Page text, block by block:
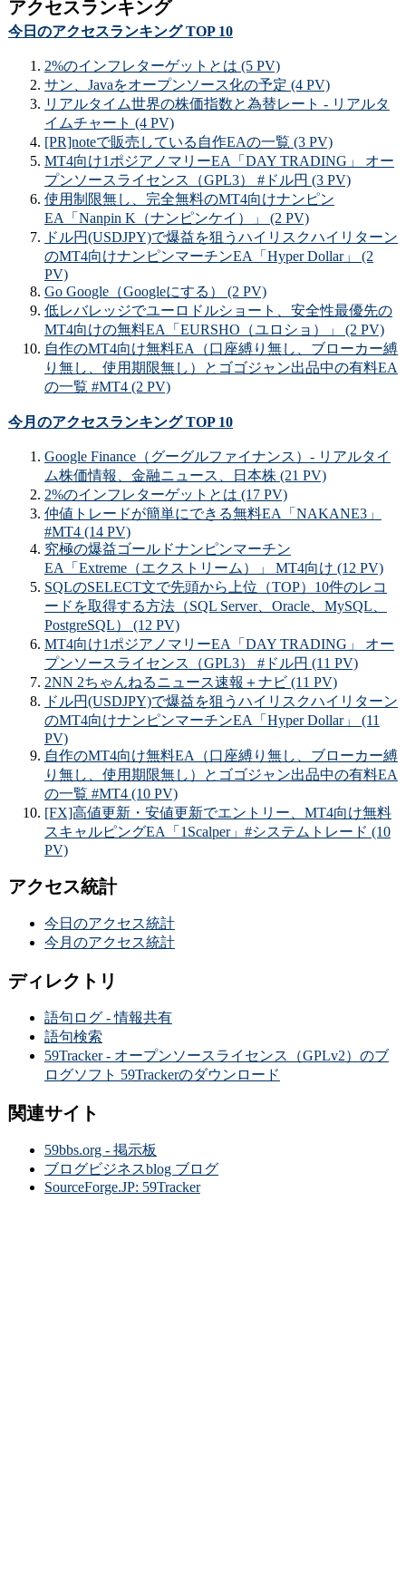
アクセスランキング
今日のアクセスランキング TOP 10
2%のインフレターゲットとは (5 PV)
サン、Javaをオープンソース化の予定 (4 PV)
リアルタイム世界の株価指数と為替レート - リアルタ
イムチャート (4 PV)
[PR]noteで販売している自作EAの一覧 (3 PV)
MT4向け1ポジアノマリーEA「DAY TRADING」 オー
プンソースライセンス（GPL3） #ドル円 (3 PV)
使用制限無し、完全無料のMT4向けナンピン
EA「Nanpin K（ナンピンケイ）」 (2 PV)
ドル円(USDJPY)で爆益を狙うハイリスクハイリターン
のMT4向けナンピンマーチンEA「Hyper Dollar」 (2
PV)
Go Google（Googleにする） (2 PV)
低レバレッジでユーロドルショート、安全性最優先の
MT4向けの無料EA「EURSHO（ユロショ）」 (2 PV)
自作のMT4向け無料EA（口座縛り無し、ブローカー縛
り無し、使用期限無し）とゴゴジャン出品中の有料EA
の一覧 #MT4 (2 PV)
今月のアクセスランキング TOP 10
Google Finance（グーグルファイナンス）- リアルタイ
ム株価情報、金融ニュース、日本株 (21 PV)
2%のインフレターゲットとは (17 PV)
仲値トレードが簡単にできる無料EA「NAKANE3」
#MT4 (14 PV)
究極の爆益ゴールドナンピンマーチン
EA「Extreme（エクストリーム）」 MT4向け (12 PV)
SQLのSELECT文で先頭から上位（TOP）10件のレコ
ードを取得する方法（SQL Server、Oracle、MySQL、
PostgreSQL） (12 PV)
MT4向け1ポジアノマリーEA「DAY TRADING」 オー
プンソースライセンス（GPL3） #ドル円 (11 PV)
2NN 2ちゃんねるニュース速報＋ナビ (11 PV)
ドル円(USDJPY)で爆益を狙うハイリスクハイリターン
のMT4向けナンピンマーチンEA「Hyper Dollar」 (11
PV)
自作のMT4向け無料EA（口座縛り無し、ブローカー縛
り無し、使用期限無し）とゴゴジャン出品中の有料EA
の一覧 #MT4 (10 PV)
[FX]高値更新・安値更新でエントリー、MT4向け無料
スキャルピングEA「1Scalper」#システムトレード (10
PV)
アクセス統計
今日のアクセス統計
今月のアクセス統計
ディレクトリ
語句ログ - 情報共有
語句検索
59Tracker - オープンソースライセンス（GPLv2）のブ
ログソフト 59Trackerのダウンロード
関連サイト
59bbs.org - 掲示板
ブログビジネスblog ブログ
SourceForge.JP: 59Tracker